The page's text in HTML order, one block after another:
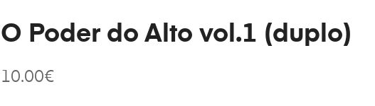
O Poder do Alto vol.1 (duplo)
10.00€